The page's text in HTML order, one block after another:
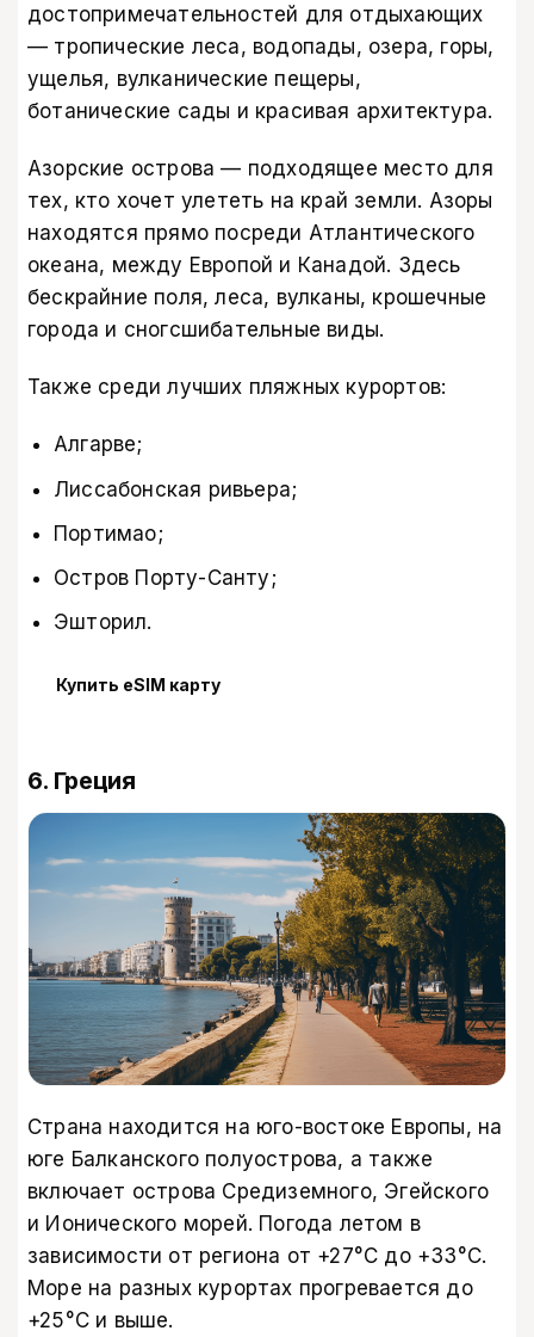
достопримечательностей для отдыхающих
— тропические леса, водопады, озера, горы,
ущелья, вулканические пещеры,
ботанические сады и красивая архитектура.
Азорские острова — подходящее место для
тех, кто хочет улететь на край земли. Азоры
находятся прямо посреди Атлантического
океана, между Европой и Канадой. Здесь
бескрайние поля, леса, вулканы, крошечные
города и сногсшибательные виды.
Также среди лучших пляжных курортов:
Алгарве;
Лиссабонская ривьера;
Портимао;
Остров Порту-Санту;
Эшторил.
Купить eSIM карту
6. Греция
Страна находится на юго-востоке Европы, на
юге Балканского полуострова, а также
включает острова Средиземного, Эгейского
и Ионического морей. Погода летом в
зависимости от региона от +27°С до +33°С.
Море на разных курортах прогревается до
+25°С и выше.